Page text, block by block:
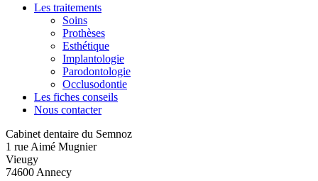
Les traitements
Soins
Prothèses
Esthétique
Implantologie
Parodontologie
Occlusodontie
Les fiches conseils
Nous contacter
Cabinet dentaire du Semnoz
1 rue Aimé Mugnier
Vieugy
74600 Annecy